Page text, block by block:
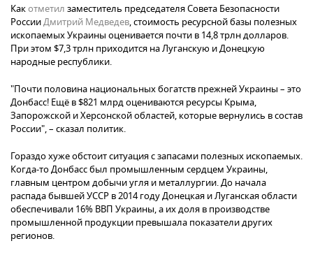
Какотметил заместитель председателя Совета Безопасности
РоссииДмитрий Медведев, стоимость ресурсной базы полезных
ископаемых Украины оценивается почти в 14,8 трлн долларов.
При этом $7,3 трлн приходится на Луганскую и Донецкую
народные республики.
"Почти половина национальных богатств прежней Украины – это
Донбасс! Ещё в $821 млрд оцениваются ресурсы Крыма,
Запорожской и Херсонской областей, которые вернулись в состав
России", – сказал политик.
Гораздо хуже обстоит ситуация с запасами полезных ископаемых.
Когда-то Донбасс был промышленным сердцем Украины,
главным центром добычи угля и металлургии. До начала
распада бывшей УССР в 2014 году Донецкая и Луганская области
обеспечивали 16% ВВП Украины, а их доля в производстве
промышленной продукции превышала показатели других
регионов.